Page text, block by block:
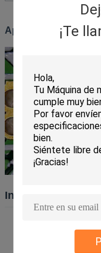
¡Te
Aplicación del video
Información sobre